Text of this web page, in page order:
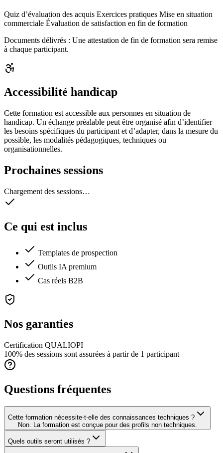
Quiz d’évaluation des acquis Exercices pratiques Mise en situation
commerciale Évaluation de satisfaction en fin de formation
Documents délivrés : Une attestation de fin de formation sera remise
à chaque participant.
Accessibilité handicap
Cette formation est accessible aux personnes en situation de
handicap. Un échange préalable peut être organisé afin d’identifier
les besoins spécifiques du participant et d’adapter, dans la mesure du
possible, les modalités pédagogiques, techniques ou
organisationnelles.
Prochaines sessions
Chargement des sessions…
Ce qui est inclus
Templates de prospection
Outils IA premium
Cas réels B2B
Nos garanties
Certification QUALIOPI
100% des sessions sont assurées à partir de 1 participant
Questions fréquentes
Cette formation nécessite-t-elle des connaissances techniques ?
Non. La formation est conçue pour des profils non techniques.
Quels outils seront utilisés ?